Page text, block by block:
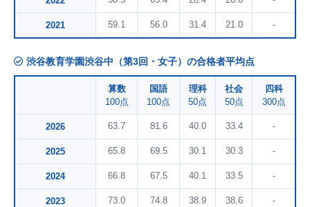
2021 59.1 56.0 31.4 21.0 -
渋谷教育学園渋谷中（第3回・女子）の合格者平均点
算数
100点
国語
100点
理科
50点
社会
50点
四科
300点
2026 63.7 81.6 40.0 33.4 -
2025 65.8 69.5 30.1 30.3 -
2024 66.8 67.5 40.1 33.5 -
2023 73.0 74.8 38.9 38.6 -